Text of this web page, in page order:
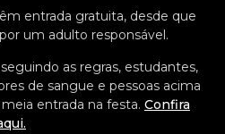
entrada gratuita, desde que
um adulto responsável.
as regras, estudantes,
de sangue e pessoas acima
entrada na festa. Confira